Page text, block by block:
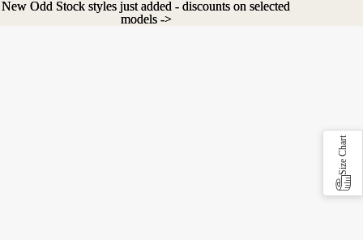
New Odd Stock styles just added - discounts on selected
models ->
New Odd Stock styles just added - discounts on selected
models ->
Size Chart